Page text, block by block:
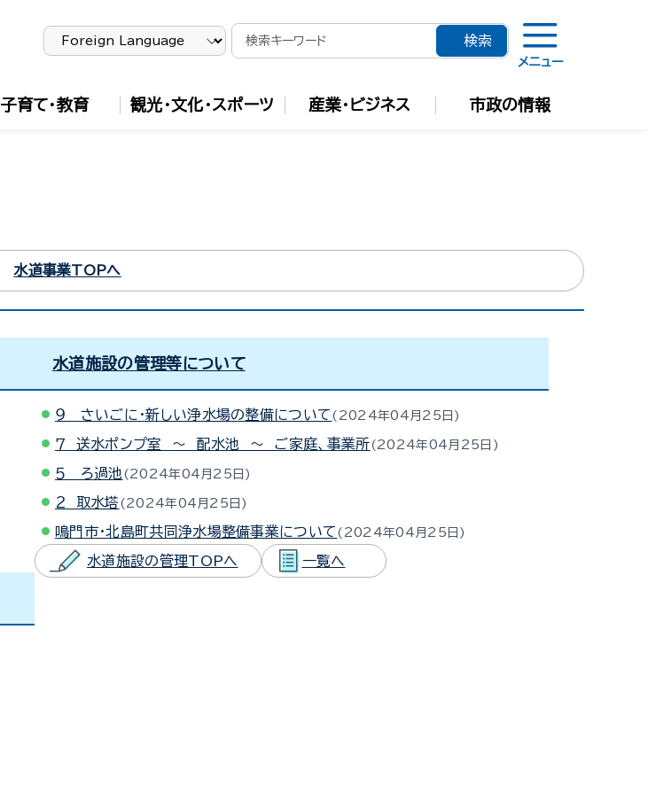
メニュー
子育て・教育 観光・文化・スポーツ 産業・ビジネス 市政の情報
水道事業TOPへ
水道施設の管理等について
９ さいごに・新しい浄水場の整備について 2024年04月25日
７ 送水ポンプ室 ～ 配水池 ～ ご家庭、事業所 2024年04月25日
５ ろ過池 2024年04月25日
２ 取水塔 2024年04月25日
鳴門市・北島町共同浄水場整備事業について 2024年04月25日
水道施設の管理TOPへ 一覧へ